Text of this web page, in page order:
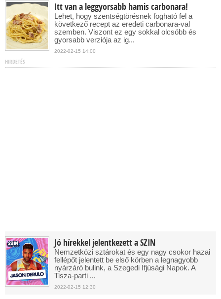
Itt van a leggyorsabb hamis carbonara!
Lehet, hogy szentségtörésnek fogható fel a
következő recept az eredeti carbonara-val
szemben. Viszont ez egy sokkal olcsóbb és
gyorsabb verziója az ig...
2022-02-15 14:00
HIRDETÉS
Jó hírekkel jelentkezett a SZIN
Nemzetközi sztárokat és egy nagy csokor hazai
fellépőt jelentett be első körben a legnagyobb
nyárzáró bulink, a Szegedi Ifjúsági Napok. A
Tisza-parti ...
2022-02-15 12:30